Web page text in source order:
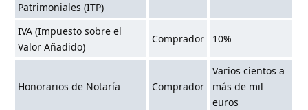
Patrimoniales (ITP)
IVA (Impuesto sobre el
Valor Añadido)
Comprador 10%
Honorarios de Notaría Comprador
Varios cientos a
más de mil
euros